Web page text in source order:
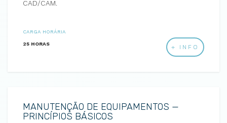
CAD/CAM.
CARGA HORÁRIA
25 HORAS + INFO
MANUTENÇÃO DE EQUIPAMENTOS —
PRINCÍPIOS BÁSICOS